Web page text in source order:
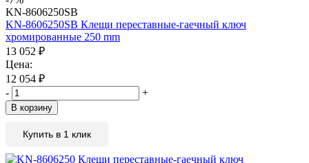
KN-8606250SB
KN-8606250SB Клещи переставные-гаечный ключ
хромированные 250 mm
13 052 ₽
Цена:
12 054 ₽
-
+
В корзину
Купить в 1 клик